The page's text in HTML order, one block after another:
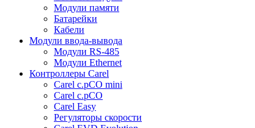
Модули памяти
Батарейки
Кабели
Модули ввода-вывода
Модули RS-485
Модули Ethernet
Контроллеры Carel
Carel c.pCO mini
Carel c.pCO
Carel Easy
Регуляторы скорости